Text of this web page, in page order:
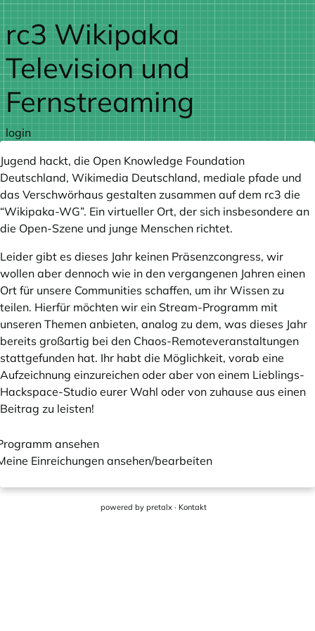
Zum Hauptteil springen
rc3 Wikipaka
Television und
Fernstreaming
login
Jugend hackt, die Open Knowledge Foundation
Deutschland, Wikimedia Deutschland, mediale pfade und
das Verschwörhaus gestalten zusammen auf dem rc3 die
“Wikipaka-WG”. Ein virtueller Ort, der sich insbesondere an
die Open-Szene und junge Menschen richtet.
Leider gibt es dieses Jahr keinen Präsenzcongress, wir
wollen aber dennoch wie in den vergangenen Jahren einen
Ort für unsere Communities schaffen, um ihr Wissen zu
teilen. Hierfür möchten wir ein Stream-Programm mit
unseren Themen anbieten, analog zu dem, was dieses Jahr
bereits großartig bei den Chaos-Remoteveranstaltungen
stattgefunden hat. Ihr habt die Möglichkeit, vorab eine
Aufzeichnung einzureichen oder aber von einem Lieblings-
Hackspace-Studio eurer Wahl oder von zuhause aus einen
Beitrag zu leisten!
Einreichungen ansehen/bearbeiten
ansehen
powered by pretalx· Kontakt